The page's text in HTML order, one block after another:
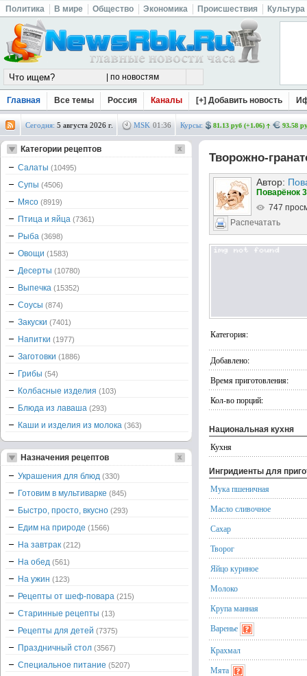
Политика В мире Общество Экономика Происшествия Культура
Главная Все темы Россия Каналы [+] Добавить новость
Сегодня: 5 августа 2026 г. MSK 01 :36 Курсы: 81.13 руб (+1.06) 93.58
Творожно-
Автор:
Поварёнок
747
Распечатать
Категория:
Добавлено:
Время приготовления:
Кол-во порций:
Национальная кухня
Кухня
Ингридиенты для
Мука пшеничная
Масло сливочное
Сахар
Творог
Яйцо куриное
Молоко
Крупа манная
Варенье
Крахмал
Мята
Категории рецептов
Салаты (10495)
Супы (4506)
Мясо (8919)
Птица и яйца (7361)
Рыба (3698)
Овощи (1583)
Десерты (10780)
Выпечка (15352)
Соусы (874)
Закуски (7401)
Напитки (1977)
Заготовки (1886)
Грибы (54)
Колбасные изделия (103)
Блюда из лаваша (293)
Каши и изделия из молока (363)
Назначения рецептов
Украшения для блюд (330)
Готовим в мультиварке (845)
Быстро, просто, вкусно (293)
Едим на природе (1566)
На завтрак (212)
На обед (561)
На ужин (123)
Рецепты от шеф-повара (215)
Старинные рецепты (13)
Рецепты для детей (7375)
Праздничный стол (3567)
Специальное питание (5207)